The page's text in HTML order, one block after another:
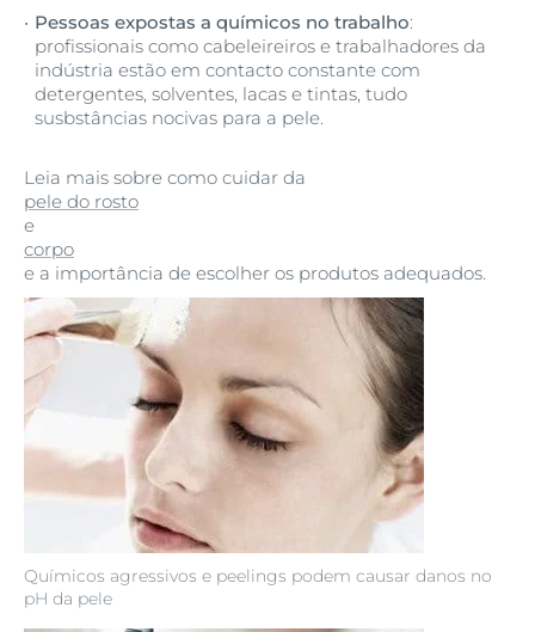
Químicos agressivos e peelings podem causar danos no
pH da pele
Pessoas expostas a químicos no trabalho:
profissionais como cabeleireiros e trabalhadores da
indústria estão em contacto constante com
detergentes, solventes, lacas e tintas, tudo
susbstâncias nocivas para a pele.
Leia mais sobre como cuidar da
pele do rosto
e
corpo
e a importância de escolher os produtos adequados.